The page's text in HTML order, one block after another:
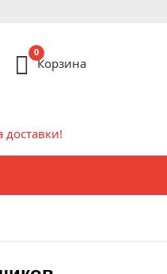
0
Корзина